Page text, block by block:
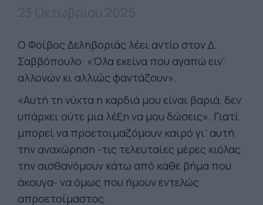
Ο Φοίβος Δεληβοριάς λέει αντίο στον Δ.
Σαββόπουλο: «Όλα εκείνα που αγαπώ ειν’
αλλονών κι αλλιώς φαντάζουν».
«Αυτή τη νύχτα η καρδιά μου είναι βαριά, δεν
υπάρχει ούτε μια λέξη να μου δώσεις». Γιατί
μπορεί να προετοιμαζόμουν καιρό γι’ αυτή
την αναχώρηση -τις τελευταίες μέρες κιόλας
την αισθανόμουν κάτω από κάθε βήμα που
άκουγα- να όμως που ήμουν εντελώς
απροετοίμαστος.